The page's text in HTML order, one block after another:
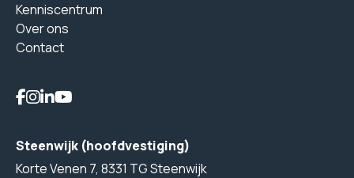
Kenniscentrum
Over ons
Contact
Steenwijk (hoofdvestiging)
Korte Venen 7, 8331 TG Steenwijk